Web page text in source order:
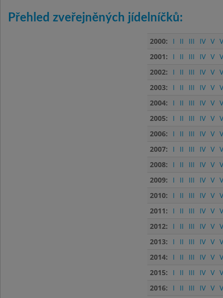
Přehled zveřejněných jídelníčků:
2000: I II III IV V
2001:
I II III IV V
2002:
I II III IV V
2003:
I II III IV V
2004:
I II III IV V
2005:
I II III IV V
2006:
I II III IV V
2007:
I II III IV V
2008:
I II III IV V
2009:
I II III IV V
2010:
I II III IV V
2011:
I II III IV V
2012:
I II III IV V
2013:
I II III IV V
2014:
I II III IV V
2015:
I II III IV V
2016:
I II III IV V